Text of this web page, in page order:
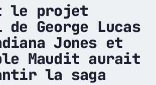
le projet
George Lucas
Jones et
Maudit aurait
la saga